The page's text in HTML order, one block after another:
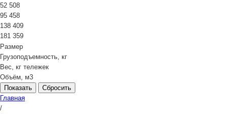
52 508
95 458
138 409
181 359
Размер
Грузоподъемность, кг
Вес, кг тележек
Объём, м3
Сбросить
Главная
/